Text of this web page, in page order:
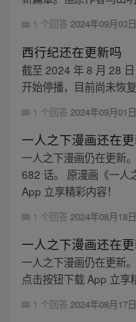
1 个回答 2024年09月03
西行纪还在更新吗
截至 2024 年 8 月 28
开始停播，目前尚未恢复
1 个回答 2024年09月01
一人之下漫画还在
一人之下漫画仍在更新
682 话。 原漫画《一人
App 立享精彩内容！
1 个回答 2024年08月18
一人之下漫画还在
一人之下漫画仍在更新
点击按钮下载 App 立享
1 个回答 2024年08月17